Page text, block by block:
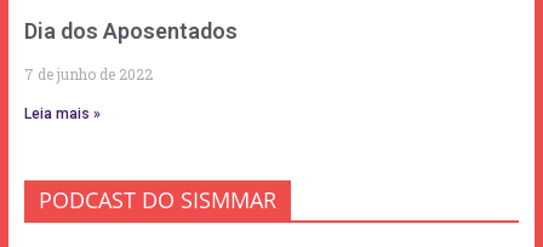
Dia dos Aposentados
7 de junho de 2022
Leia mais »
PODCAST DO SISMMAR